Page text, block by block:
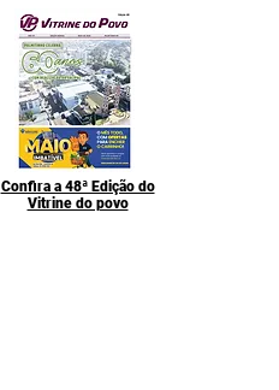
Confira a 48ª Edição do
Vitrine do povo